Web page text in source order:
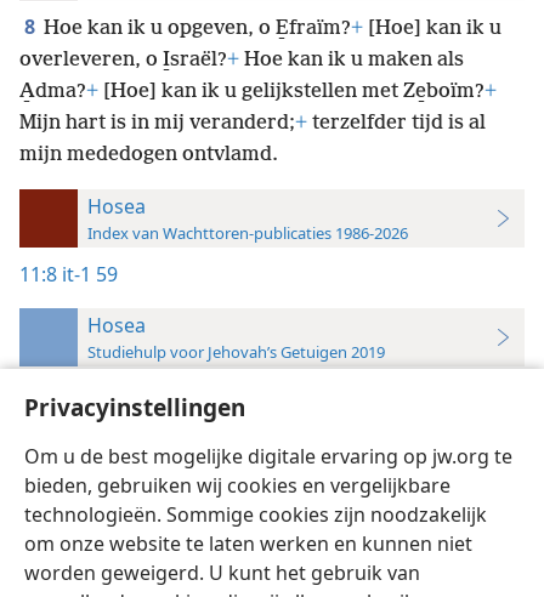
Privacyinstellingen
Om u de best mogelijke digitale ervaring op jw.org te
bieden, gebruiken wij cookies en vergelijkbare
technologieën. Sommige cookies zijn noodzakelijk
om onze website te laten werken en kunnen niet
worden geweigerd. U kunt het gebruik van
8 Hoe kan ik u opgeven, o E̱fraïm?+ [Hoe] kan ik u
overleveren, o I̱sraël?+ Hoe kan ik u maken als
A̱dma?+ [Hoe] kan ik u gelijkstellen met Ze̱boïm?+
Mijn hart is in mij veranderd;+ terzelfder tijd is al
mijn mededogen ontvlamd.
Hosea
Index van Wachttoren-publicaties 1986-2026
11:8 it-1 59
Hosea
Studiehulp voor Jehovah’s Getuigen 2019
11:8
Inzicht, Deel 1,blz. 59